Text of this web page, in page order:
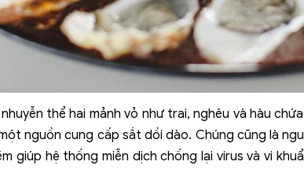
thể hai mảnh vỏ như trai, nghêu và hàu
nguồn cung cấp sắt dồi dào. Chúng cũng là
giúp hệ thống miễn dịch chống lại virus và vi